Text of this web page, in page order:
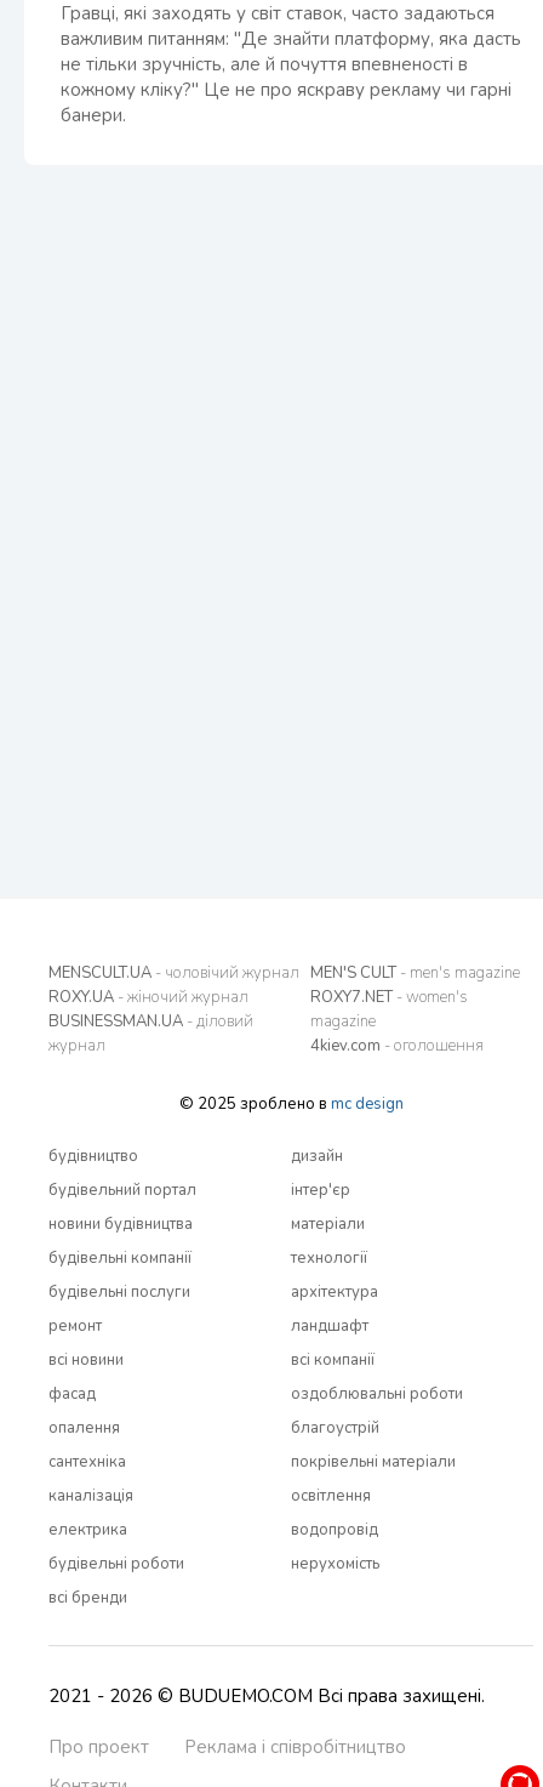
Гравці, які заходять у світ ставок, часто задаються
важливим питанням: "Де знайти платформу, яка дасть
не тільки зручність, але й почуття впевненості в
кожному кліку?" Це не про яскраву рекламу чи гарні
банери.
MENSCULT.UA - чоловічий журнал
ROXY.UA - жіночий журнал
BUSINESSMAN.UA - діловий
журнал
MEN'S CULT- men's magazine
ROXY7.NET- women's
magazine
4kiev.com - оголошення
© 2025 зроблено в mc design
будівництво
будівельний портал
новини будівництва
будівельні компанії
будівельні послуги
ремонт
всi новини
дизайн
інтер'єр
матеріали
технології
архітектура
ландшафт
всi компанії
фасад
опалення
сантехніка
каналізація
електрика
будівельні роботи
всi бренди
оздоблювальні роботи
благоустрій
покрівельні матеріали
освітлення
водопровід
нерухомість
2021 - 2026 © BUDUEMO.COM Всі права захищені.
Про проект
Реклама і співробітництво